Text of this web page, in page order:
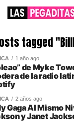
tagged
1 año ago
de Myke
de la radio
2 años ago
Gaga Al Mismo
y Janet